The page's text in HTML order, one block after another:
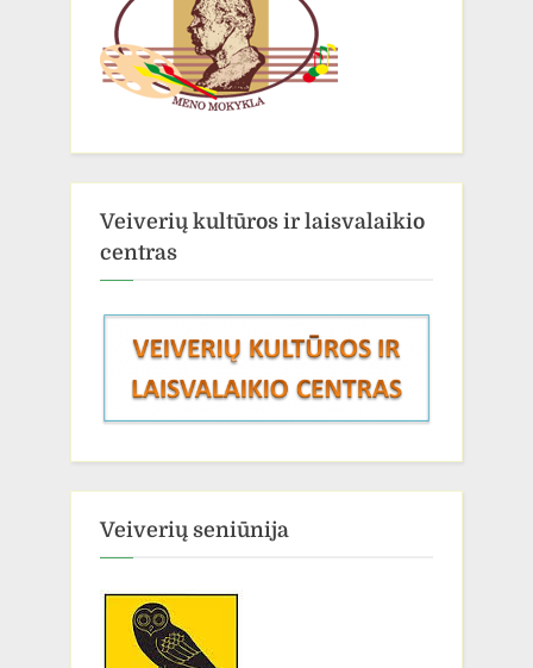
Veiverių kultūros ir laisvalaikio
centras
Veiverių seniūnija